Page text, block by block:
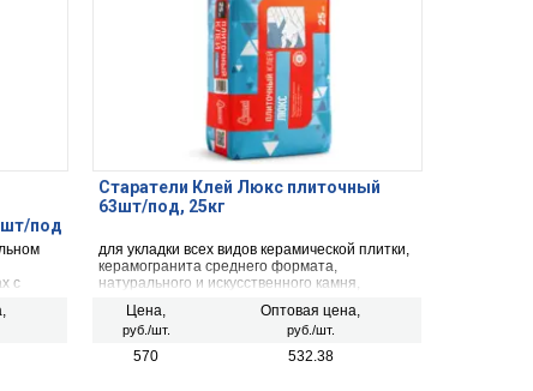
шт/под
с
Старатели Клей Люкс плиточный
63шт/под, 25кг
для укладки всех видов керамической плитки,
керамогранита среднего формата,
натурального и искусственного камня,
Цена,
руб./шт.
Оптовая цена,
руб./шт.
570 532.38